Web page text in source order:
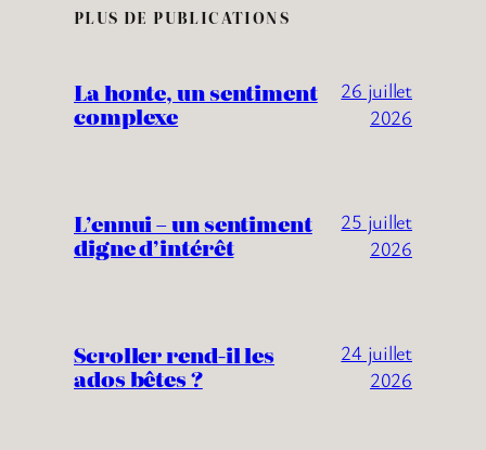
PLUS DE PUBLICATIONS
La honte, un sentiment
complexe
26 juillet
2026
L’ennui – un sentiment
digne d’intérêt
25 juillet
2026
Scroller rend-il les
ados bêtes ?
24 juillet
2026